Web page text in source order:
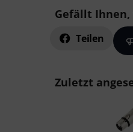
Gefällt Ihnen,
Teilen
Zuletzt